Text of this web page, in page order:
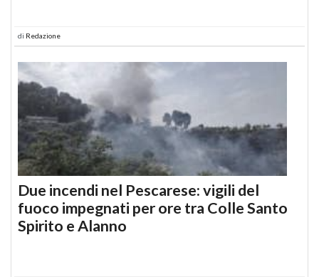
di Redazione
Due incendi nel Pescarese: vigili del
fuoco impegnati per ore tra Colle Santo
Spirito e Alanno